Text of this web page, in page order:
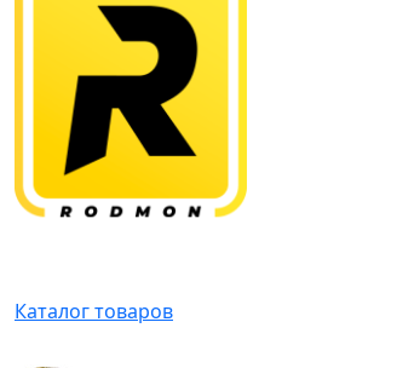
Каталог товаров